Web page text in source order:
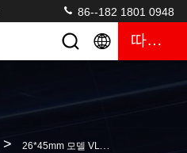
86--182 1801 0948
따옴표
> 26*45mm 모델 VLT-NDP-E 둥근 버튼 판매